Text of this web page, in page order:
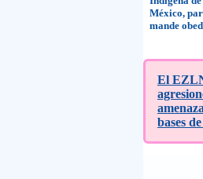
México,
mande
El
bases